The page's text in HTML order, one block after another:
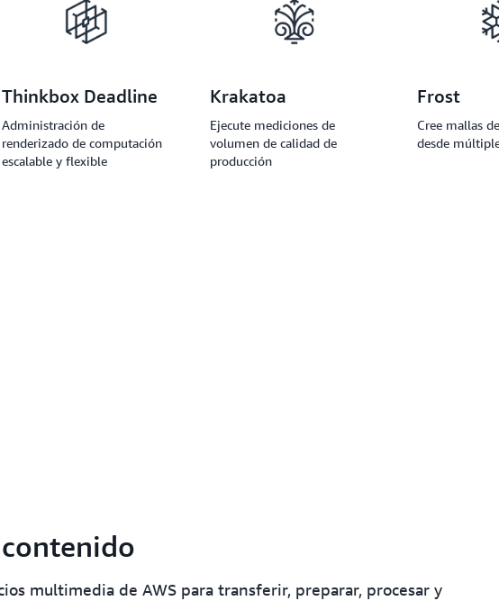
Thinkbox Deadline
Administración de
renderizado de computación
escalable y flexible
Krakatoa
Ejecute mediciones de
volumen de calidad de
producción
Frost
Cree mallas
desde
multimedia de AWS para transferir, preparar, procesar y